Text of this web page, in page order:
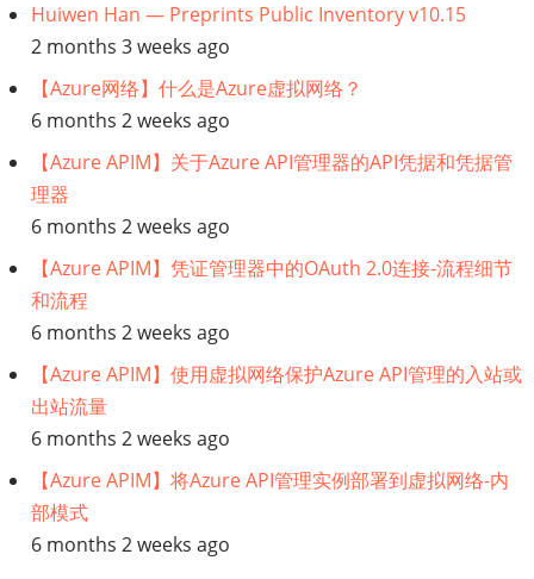
Huiwen Han — Preprints Public Inventory v10.15
2 months 3 weeks ago
【Azure网络】什么是Azure虚拟网络？
6 months 2 weeks ago
【Azure APIM】关于Azure API管理器的API凭据和凭据管
理器
6 months 2 weeks ago
【Azure APIM】凭证管理器中的OAuth 2.0连接-流程细节
和流程
6 months 2 weeks ago
【Azure APIM】使用虚拟网络保护Azure API管理的入站或
出站流量
6 months 2 weeks ago
【Azure APIM】将Azure API管理实例部署到虚拟网络-内
部模式
6 months 2 weeks ago